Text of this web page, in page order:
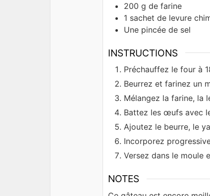
200 g de farine
1 sachet de levure
Une pincée de sel
INSTRUCTIONS
Préchauffez le four à
Beurrez et farinez un
Mélangez la farine, la
Battez les œufs avec
Ajoutez le beurre, le
Incorporez
Versez dans le moule
NOTES